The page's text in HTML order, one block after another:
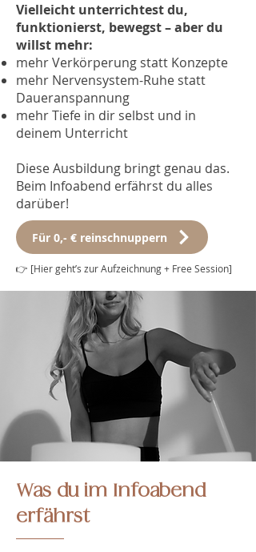
Vielleicht unterrichtest du,
funktionierst, bewegst – aber du
willst mehr:
mehr Verkörperung statt Konzepte
mehr Nervensystem-Ruhe statt
Daueranspannung
mehr Tiefe in dir selbst und in
deinem Unterricht
Diese Ausbildung bringt genau das.
Beim Infoabend erfährst du alles
darüber!
Für 0,- € reinschnuppern
👉 [Hier geht’s zur Aufzeichnung + Free Session]
Was du im Infoabend
erfährst